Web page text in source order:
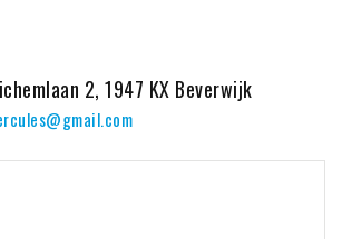
2, 1947 KX Beverwijk